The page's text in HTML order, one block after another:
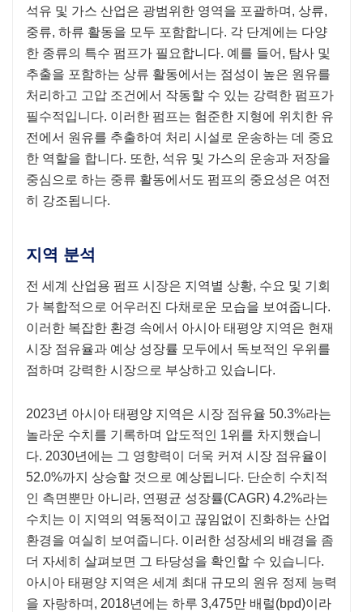
석유 및 가스 산업은 광범위한 영역을 포괄하며, 상류,
중류, 하류 활동을 모두 포함합니다. 각 단계에는 다양
한 종류의 특수 펌프가 필요합니다. 예를 들어, 탐사 및
추출을 포함하는 상류 활동에서는 점성이 높은 원유를
처리하고 고압 조건에서 작동할 수 있는 강력한 펌프가
필수적입니다. 이러한 펌프는 험준한 지형에 위치한 유
전에서 원유를 추출하여 처리 시설로 운송하는 데 중요
한 역할을 합니다. 또한, 석유 및 가스의 운송과 저장을
중심으로 하는 중류 활동에서도 펌프의 중요성은 여전
히 ​​강조됩니다.
지역 분석
전 세계 산업용 펌프 시장은 지역별 상황, 수요 및 기회
가 복합적으로 어우러진 다채로운 모습을 보여줍니다.
이러한 복잡한 환경 속에서 아시아 태평양 지역은 현재
시장 점유율과 예상 성장률 모두에서 독보적인 우위를
점하며 강력한 시장으로 부상하고 있습니다.
2023년 아시아 태평양 지역은 시장 점유율 50.3%라는
놀라운 수치를 기록하며 압도적인 1위를 차지했습니
다. 2030년에는 그 영향력이 더욱 커져 시장 점유율이
52.0%까지 상승할 것으로 예상됩니다. 단순히 수치적
인 측면뿐만 아니라, 연평균 성장률(CAGR) 4.2%라는
수치는 이 지역의 역동적이고 끊임없이 진화하는 산업
환경을 여실히 보여줍니다. 이러한 성장세의 배경을 좀
더 자세히 살펴보면 그 타당성을 확인할 수 있습니다.
아시아 태평양 지역은 세계 최대 규모의 원유 정제 능력
을 자랑하며, 2018년에는 하루 3,475만 배럴(bpd)이라